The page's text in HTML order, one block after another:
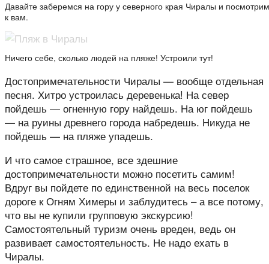
Давайте заберемся на гору у северного края Чиралы и
к вам.
Ничего себе, сколько людей на пляже! Устроили тут!
Достопримечательности Чиралы — вообще отдельная
песня. Хитро устроилась деревенька! На север
пойдешь — огненную гору найдешь. На юг пойдешь
— на руины древнего города набредешь. Никуда не
пойдешь — на пляже упадешь.
И что самое страшное, все здешние
достопримечательности можно посетить самим!
Вдруг вы пойдете по единственной на весь поселок
дороге к Огням Химеры и заблудитесь – а все потому,
что вы не купили групповую экскурсию!
Самостоятельный туризм очень вреден, ведь он
развивает самостоятельность. Не надо ехать в
Чиралы.